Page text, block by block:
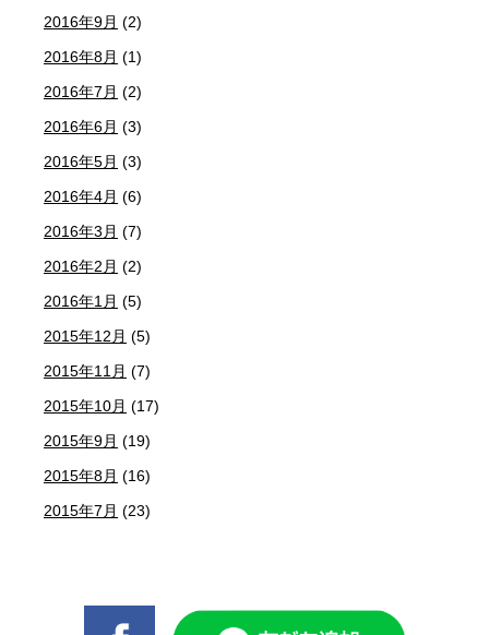
2016年9月 (2)
2016年8月 (1)
2016年7月 (2)
2016年6月 (3)
2016年5月 (3)
2016年4月 (6)
2016年3月 (7)
2016年2月 (2)
2016年1月 (5)
2015年12月 (5)
2015年11月 (7)
2015年10月 (17)
2015年9月 (19)
2015年8月 (16)
2015年7月 (23)